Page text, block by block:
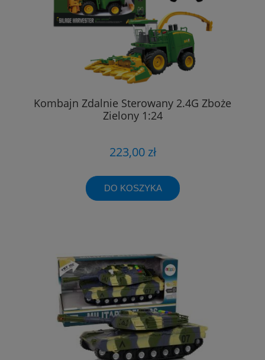
Kombajn Zdalnie Sterowany 2.4G Zboże
Zielony 1:24
223,00 zł
DO KOSZYKA